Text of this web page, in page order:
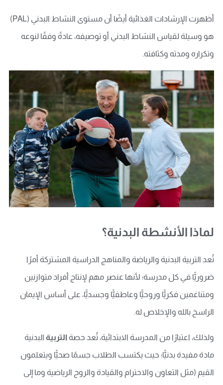
أظهرت الإرشادات الغذائية أيضًا أن مستوى النشاط البدني (PAL)
هو وسيلة لقياس النشاط البدني أو توصيفه، عادةً وفقًا لنوعه
وتكراره ومدته وكثافته.
لماذا الأنشطة البدنية؟
تُعد التربية البدنية والرياضة والمناهج الدراسية المشتركة أمرًا
ضروريًّا في كل مدرسة؛ لأنها عنصر مهم لإنتاج أفراد متوازنين
ومتناغمين فكريًّا وروحيًّا وعاطفيًّا وجسديًّا، على أساس الإيمان
الراسخ بالله والإخلاص له.
ولذلك، اعتبارًا من المدرسة الابتدائية، تُعد حصة التربية البدنية
مادة مفيدة بدنيًّا؛ حيث يكتسب الطلاب جسمًا صحيًّا ويتعلمون
القيم (مثل التعاون والاحترام والقيادة والروح الرياضية وما إلى